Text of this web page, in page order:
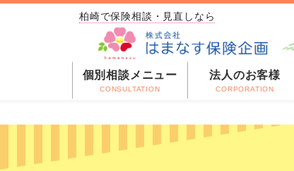
柏崎で保険相談・見直しなら
個別相談メニュー
CONSULTATION
法人のお客様
CORPORATION